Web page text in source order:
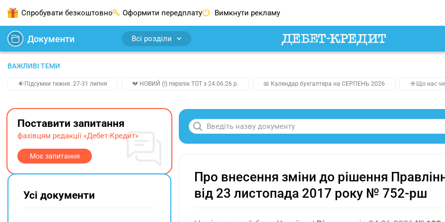
Спробувати безкоштовно Оформити передплату Вимкнути рекламу
Документи Всі розділи
ВАЖЛИВІ ТЕМИ
🔉Підсумки тижня. 27-31 липня 💔 НОВИЙ (!) перелік ТОТ з 24.06.26 р. 📅 Календар бухгалтера на СЕРПЕНЬ 2026 ☀️Що нас
Про внесення зміни до рішення
від 23 листопада 2017 року № 752-рш
Поставити запитання
фахівцям редакції «Дебет-Кредит»
Моє запитання
Усі документи